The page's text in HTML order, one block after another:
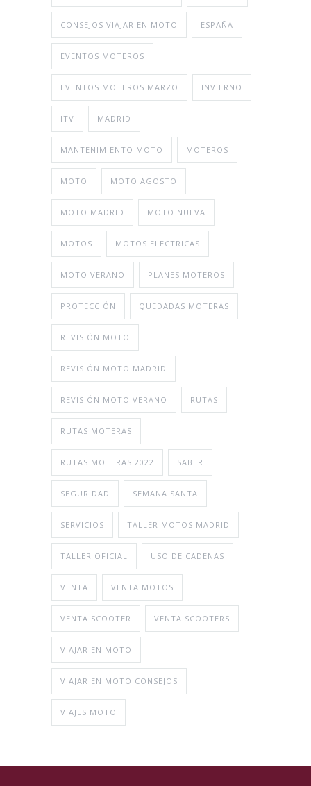
CONSEJOS VIAJAR EN MOTO ESPAÑA
EVENTOS MOTEROS
EVENTOS MOTEROS MARZO INVIERNO
ITV MADRID
MANTENIMIENTO MOTO MOTEROS
MOTO MOTO AGOSTO
MOTO MADRID MOTO NUEVA
MOTOS MOTOS ELECTRICAS
MOTO VERANO PLANES MOTEROS
PROTECCIÓN QUEDADAS MOTERAS
REVISIÓN MOTO
REVISIÓN MOTO MADRID
REVISIÓN MOTO VERANO RUTAS
RUTAS MOTERAS
RUTAS MOTERAS 2022 SABER
SEGURIDAD SEMANA SANTA
SERVICIOS TALLER MOTOS MADRID
TALLER OFICIAL USO DE CADENAS
VENTA VENTA MOTOS
VENTA SCOOTER VENTA SCOOTERS
VIAJAR EN MOTO
VIAJAR EN MOTO CONSEJOS
VIAJES MOTO